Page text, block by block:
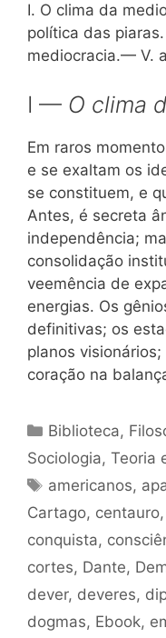
I. O clima da
política das
mediocracia.— V.
I — O clima
Em raros
e se exaltam os
se constituem, e
Antes, é secreta
independência;
consolidação
veemência de
energias. Os
definitivas; os
planos
coração na
Categorias
Biblioteca,
Sociologia, Teoria
Tags
americanos,
Cartago, centauro,
conquista,
cortes, Dante,
dever, deveres,
dogmas, Ebook,